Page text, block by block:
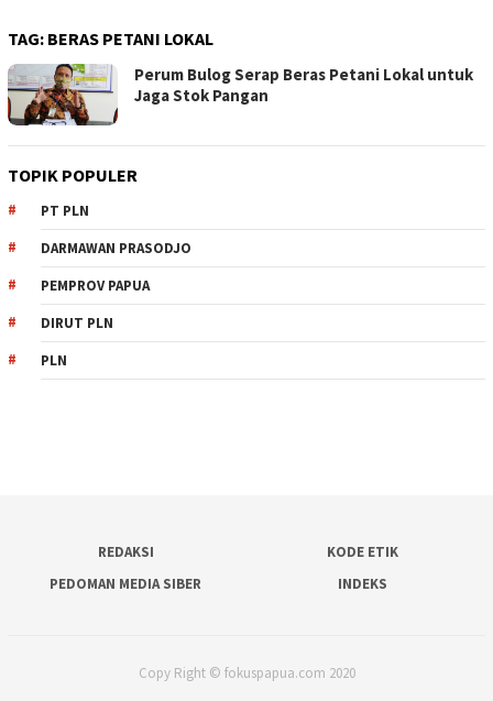
TAG: BERAS PETANI LOKAL
Perum Bulog Serap Beras Petani Lokal untuk
Jaga Stok Pangan
TOPIK POPULER
PT PLN
DARMAWAN PRASODJO
PEMPROV PAPUA
DIRUT PLN
PLN
REDAKSI
KODE ETIK
PEDOMAN MEDIA SIBER
INDEKS
Copy Right © fokuspapua.com 2020